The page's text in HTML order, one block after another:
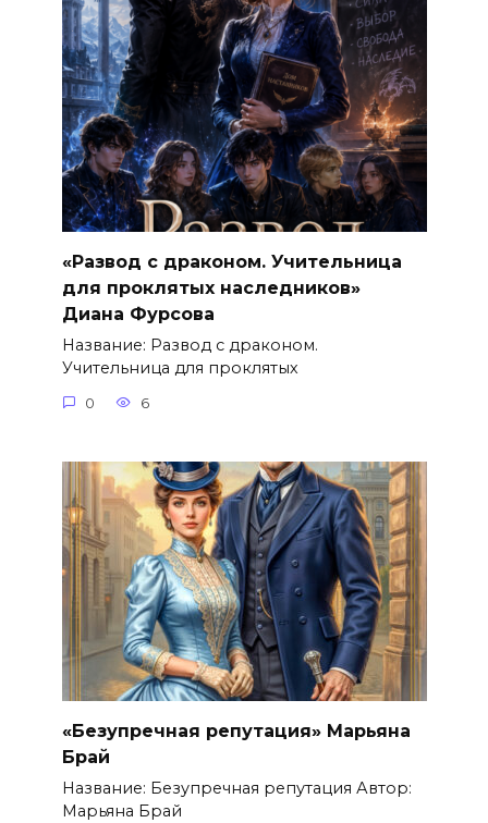
«Развод с драконом. Учительница
для проклятых наследников»
Диана Фурсова
Название: Развод с драконом.
Учительница для проклятых
0 6
«Безупречная репутация» Марьяна
Брай
Название: Безупречная репутация Автор:
Марьяна Брай